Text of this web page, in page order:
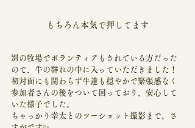
もちろん本気で押してます
別の牧場でボランティアもされている方だった
ので、牛の群れの中に入っていただきました！
初対面にも関わらず牛達も穏やかで緊張感なく
参加者さんの後をついて回っており、安心して
いた様子でした。
ちゃっかり幸太とのツーショット撮影まで。さ